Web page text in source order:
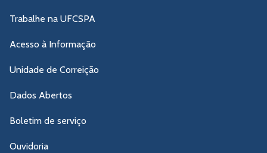
Trabalhe na UFCSPA
Acesso à Informação
Unidade de Correição
Dados Abertos
Boletim de serviço
Ouvidoria